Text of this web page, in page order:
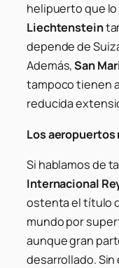
helipuerto que
Liechtenstein
depende de
Además,San
tampoco tienen
reducida
Los
Si hablamos de
Internacional
ostenta el título
mundo por
aunque gran
desarrollado.